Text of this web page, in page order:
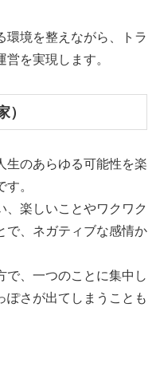
環境を整えながら、トラ
を実現します。
）
生のあらゆる可能性を楽
。
、楽しいことやワクワク
で、ネガティブな感情か
で、一つのことに集中し
ぽさが出てしまうことも